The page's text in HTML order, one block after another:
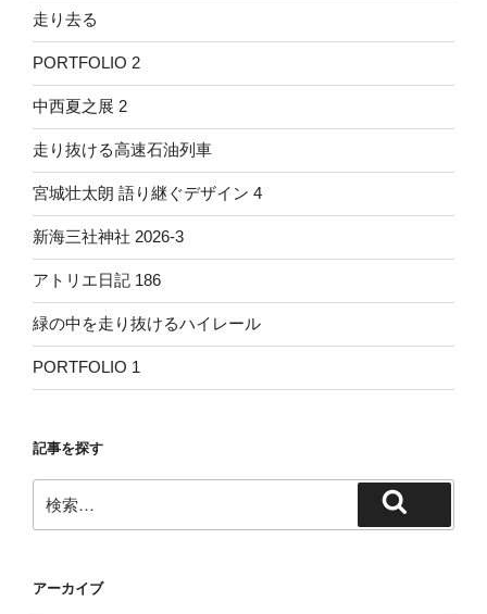
走り去る
PORTFOLIO 2
中西夏之展 2
走り抜ける高速石油列車
宮城壮太朗 語り継ぐデザイン 4
新海三社神社 2026-3
アトリエ日記 186
緑の中を走り抜けるハイレール
PORTFOLIO 1
記事を探す
索:
索
アーカイブ